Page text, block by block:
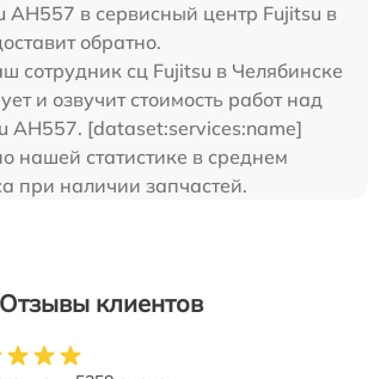
AH557 в сервисный центр Fujitsu в
обратно.
сотрудник сц Fujitsu в Челябинске
и озвучит стоимость работ над
AH557. [dataset:services:name]
нашей статистике в среднем
при наличии запчастей.
Отзывы клиентов